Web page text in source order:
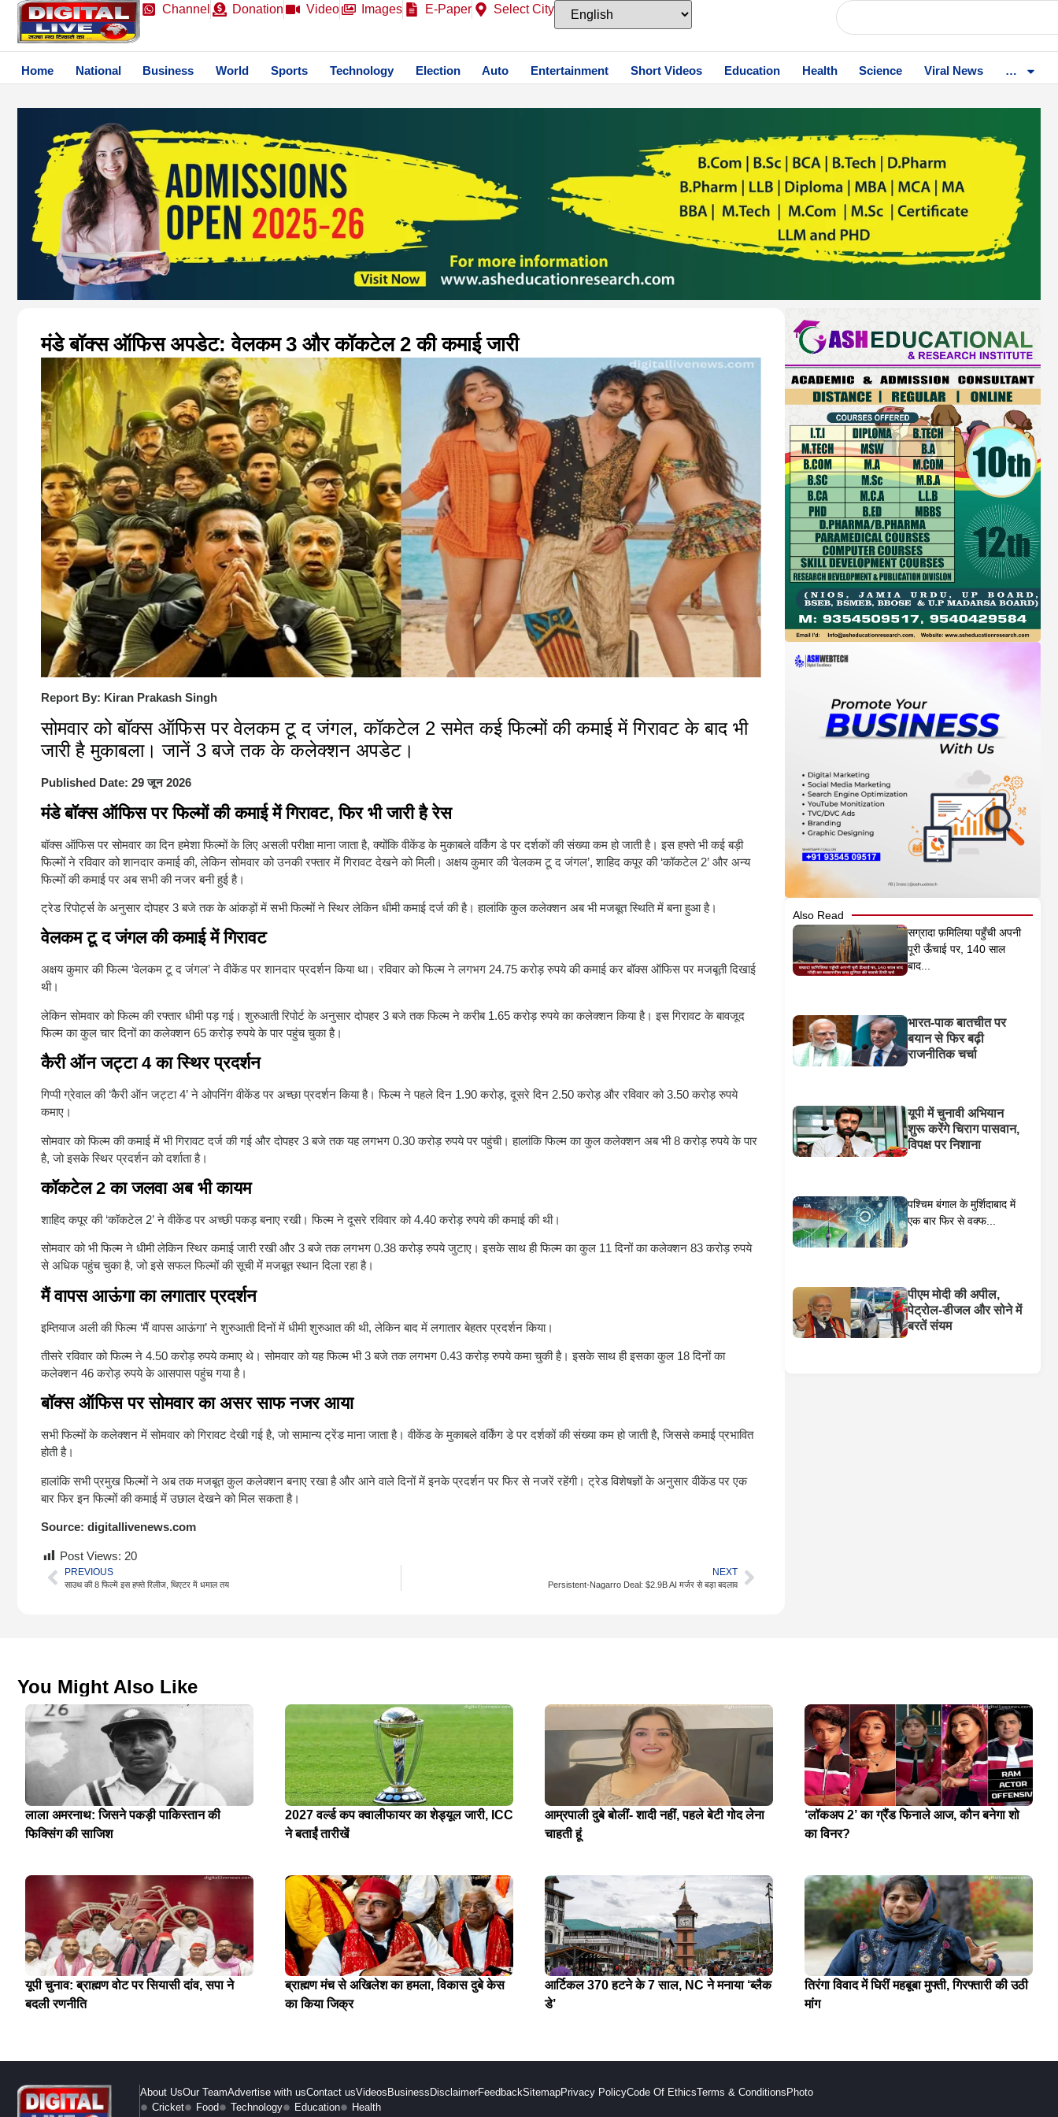
Channel Donation Video Images E-Paper Select City
Home National Business World Sports Technology Election Auto Entertainment Short Videos Education Health Science Viral News …
मंडे बॉक्स ऑफिस अपडेट: वेलकम 3 और कॉकटेल 2 की कमाई जारी
Report By: Kiran Prakash Singh
सोमवार को बॉक्स ऑफिस पर वेलकम टू द जंगल, कॉकटेल 2 समेत कई फिल्मों की कमाई में गिरावट के बाद भी
जारी है मुकाबला। जानें 3 बजे तक के कलेक्शन अपडेट।
Published Date: 29 जून 2026
मंडे बॉक्स ऑफिस पर फिल्मों की कमाई में गिरावट, फिर भी जारी है रेस
बॉक्स ऑफिस पर सोमवार का दिन हमेशा फिल्मों के लिए असली परीक्षा माना जाता है, क्योंकि वीकेंड के मुकाबले वर्किंग डे पर दर्शकों की संख्या कम हो जाती है। इस हफ्ते भी कई बड़ी
फिल्मों ने रविवार को शानदार कमाई की, लेकिन सोमवार को उनकी रफ्तार में गिरावट देखने को मिली। अक्षय कुमार की ‘वेलकम टू द जंगल’, शाहिद कपूर की ‘कॉकटेल 2’ और अन्य
फिल्मों की कमाई पर अब सभी की नजर बनी हुई है।
ट्रेड रिपोर्ट्स के अनुसार दोपहर 3 बजे तक के आंकड़ों में सभी फिल्मों ने स्थिर लेकिन धीमी कमाई दर्ज की है। हालांकि कुल कलेक्शन अब भी मजबूत स्थिति में बना हुआ है।
वेलकम टू द जंगल की कमाई में गिरावट
अक्षय कुमार की फिल्म ‘वेलकम टू द जंगल’ ने वीकेंड पर शानदार प्रदर्शन किया था। रविवार को फिल्म ने लगभग 24.75 करोड़ रुपये की कमाई कर बॉक्स ऑफिस पर मजबूती दिखाई
थी।
लेकिन सोमवार को फिल्म की रफ्तार धीमी पड़ गई। शुरुआती रिपोर्ट के अनुसार दोपहर 3 बजे तक फिल्म ने करीब 1.65 करोड़ रुपये का कलेक्शन किया है। इस गिरावट के बावजूद
फिल्म का कुल चार दिनों का कलेक्शन 65 करोड़ रुपये के पार पहुंच चुका है।
कैरी ऑन जट्टा 4 का स्थिर प्रदर्शन
गिप्पी ग्रेवाल की ‘कैरी ऑन जट्टा 4’ ने ओपनिंग वीकेंड पर अच्छा प्रदर्शन किया है। फिल्म ने पहले दिन 1.90 करोड़, दूसरे दिन 2.50 करोड़ और रविवार को 3.50 करोड़ रुपये
कमाए।
सोमवार को फिल्म की कमाई में भी गिरावट दर्ज की गई और दोपहर 3 बजे तक यह लगभग 0.30 करोड़ रुपये पर पहुंची। हालांकि फिल्म का कुल कलेक्शन अब भी 8 करोड़ रुपये के पार
है, जो इसके स्थिर प्रदर्शन को दर्शाता है।
कॉकटेल 2 का जलवा अब भी कायम
शाहिद कपूर की ‘कॉकटेल 2’ ने वीकेंड पर अच्छी पकड़ बनाए रखी। फिल्म ने दूसरे रविवार को 4.40 करोड़ रुपये की कमाई की थी।
सोमवार को भी फिल्म ने धीमी लेकिन स्थिर कमाई जारी रखी और 3 बजे तक लगभग 0.38 करोड़ रुपये जुटाए। इसके साथ ही फिल्म का कुल 11 दिनों का कलेक्शन 83 करोड़ रुपये
से अधिक पहुंच चुका है, जो इसे सफल फिल्मों की सूची में मजबूत स्थान दिला रहा है।
मैं वापस आऊंगा का लगातार प्रदर्शन
इम्तियाज अली की फिल्म ‘मैं वापस आऊंगा’ ने शुरुआती दिनों में धीमी शुरुआत की थी, लेकिन बाद में लगातार बेहतर प्रदर्शन किया।
तीसरे रविवार को फिल्म ने 4.50 करोड़ रुपये कमाए थे। सोमवार को यह फिल्म भी 3 बजे तक लगभग 0.43 करोड़ रुपये कमा चुकी है। इसके साथ ही इसका कुल 18 दिनों का
कलेक्शन 46 करोड़ रुपये के आसपास पहुंच गया है।
बॉक्स ऑफिस पर सोमवार का असर साफ नजर आया
सभी फिल्मों के कलेक्शन में सोमवार को गिरावट देखी गई है, जो सामान्य ट्रेंड माना जाता है। वीकेंड के मुकाबले वर्किंग डे पर दर्शकों की संख्या कम हो जाती है, जिससे कमाई प्रभावित
होती है।
हालांकि सभी प्रमुख फिल्मों ने अब तक मजबूत कुल कलेक्शन बनाए रखा है और आने वाले दिनों में इनके प्रदर्शन पर फिर से नजरें रहेंगी। ट्रेड विशेषज्ञों के अनुसार वीकेंड पर एक
बार फिर इन फिल्मों की कमाई में उछाल देखने को मिल सकता है।
Source: digitallivenews.com
Post Views: 20
PREVIOUS
साउथ की 8 फिल्में इस हफ्ते रिलीज, थिएटर में धमाल तय
NEXT
Persistent-Nagarro Deal: $2.9B AI मर्जर से बड़ा बदलाव
Also Read
सग्रादा फ़मिलिया पहुँची अपनी
पूरी ऊँचाई पर, 140 साल
बाद...
भारत-पाक बातचीत पर
बयान से फिर बढ़ी
राजनीतिक चर्चा
यूपी में चुनावी अभियान
शुरू करेंगे चिराग पासवान,
विपक्ष पर निशाना
पश्चिम बंगाल के मुर्शिदाबाद में
एक बार फिर से वक्फ...
पीएम मोदी की अपील,
पेट्रोल-डीजल और सोने में
बरतें संयम
You Might Also Like
लाला अमरनाथ: जिसने पकड़ी पाकिस्तान की
फिक्सिंग की साजिश
2027 वर्ल्ड कप क्वालीफायर का शेड्यूल जारी, ICC
ने बताईं तारीखें
आम्रपाली दुबे बोलीं- शादी नहीं, पहले बेटी गोद लेना
चाहती हूं
‘लॉकअप 2’ का ग्रैंड फिनाले आज, कौन बनेगा शो
का विनर?
यूपी चुनाव: ब्राह्मण वोट पर सियासी दांव, सपा ने
बदली रणनीति
ब्राह्मण मंच से अखिलेश का हमला, विकास दुबे केस
का किया जिक्र
आर्टिकल 370 हटने के 7 साल, NC ने मनाया ‘ब्लैक
डे’
तिरंगा विवाद में घिरीं महबूबा मुफ्ती, गिरफ्तारी की उठी
मांग
About UsOur TeamAdvertise with usContact usVideos Business DisclaimerFeedbackSitemapPrivacy PolicyCode Of EthicsTerms & Conditions Photo
Cricket
Food Technology Education Health